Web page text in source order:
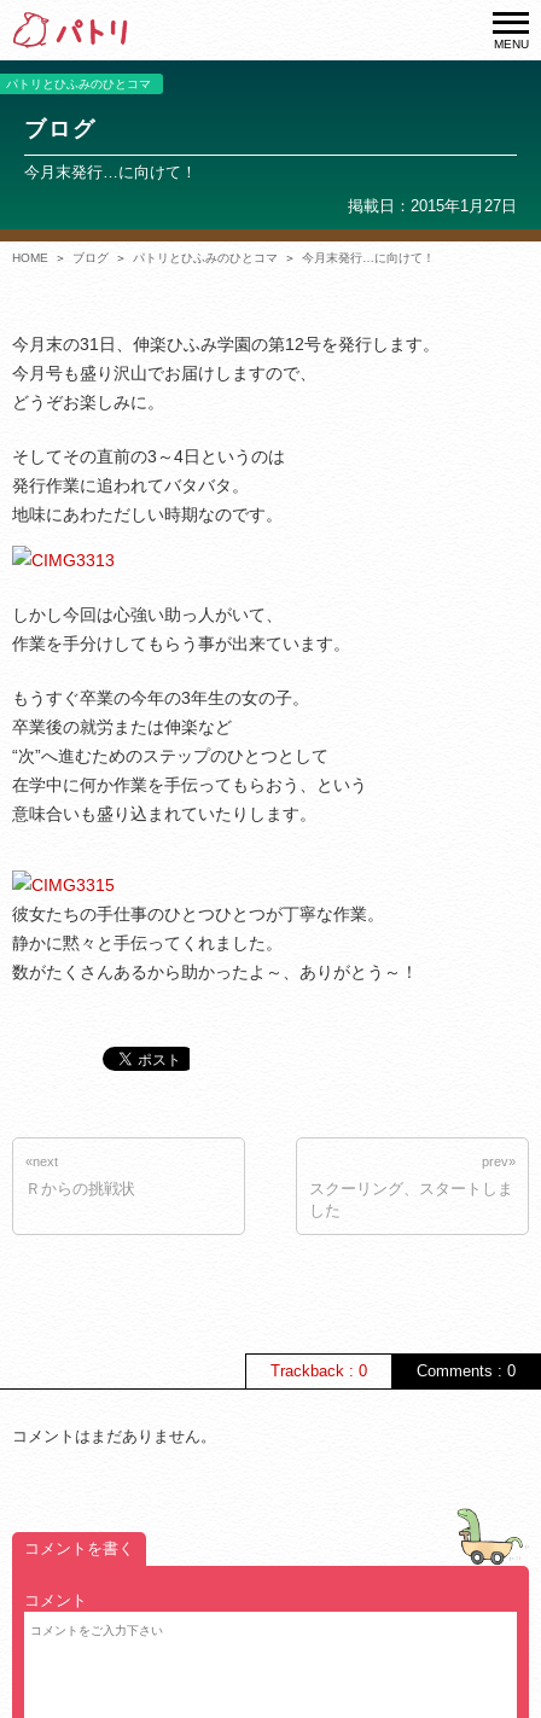
MENU
パトリとひふみのひとコマ
ブログ
今月末発行…に向けて！
掲載日：2015年1月27日
HOME ブログ パトリとひふみのひとコマ 今月末発行…に向けて！
今月末の31日、伸楽ひふみ学園の第12号を発行します。
今月号も盛り沢山でお届けしますので、
どうぞお楽しみに。
そしてその直前の3～4日というのは
発行作業に追われてバタバタ。
地味にあわただしい時期なのです。
しかし今回は心強い助っ人がいて、
作業を手分けしてもらう事が出来ています。
もうすぐ卒業の今年の3年生の女の子。
卒業後の就労または伸楽など
“次”へ進むためのステップのひとつとして
在学中に何か作業を手伝ってもらおう、という
意味合いも盛り込まれていたりします。
彼女たちの手仕事のひとつひとつが丁寧な作業。
静かに黙々と手伝ってくれました。
数がたくさんあるから助かったよ～、ありがとう～！
«next
Ｒからの挑戦状
prev»
スクーリング、スタートしま
した
Comments : 0
Trackback : 0
コメントはまだありません。
コメントを書く
コメント